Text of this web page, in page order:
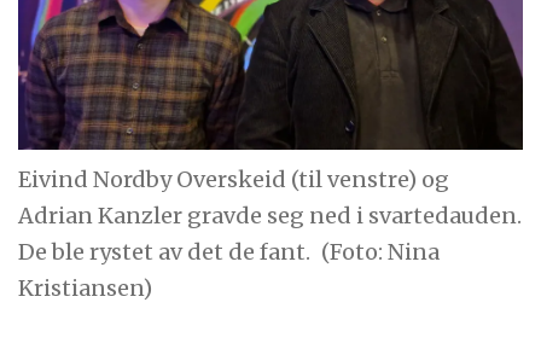
Eivind Nordby Overskeid (til venstre) og
Adrian Kanzler gravde seg ned i svartedauden.
De ble rystet av det de fant. (Foto: Nina
Kristiansen)